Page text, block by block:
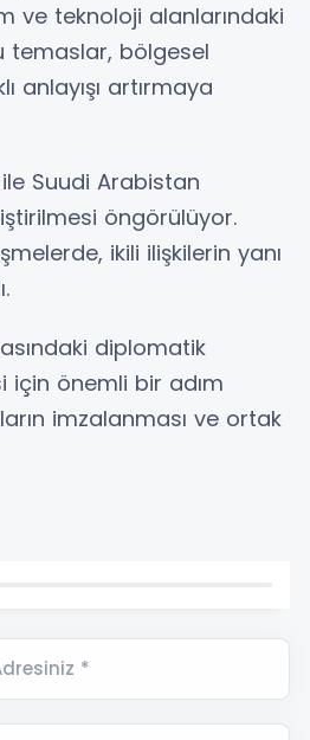
ve teknoloji alanlarındaki
temaslar, bölgesel
anlayışı artırmaya
Suudi Arabistan
öngörülüyor.
ikili ilişkilerin yanı
diplomatik
önemli bir adım
imzalanması ve ortak
*